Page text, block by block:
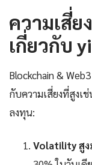
ความเสี่ย
เกี่ยวกับ
Blockchain &
กับความเสี่ยงที่สูงเ
ลงทุน:
Volatility สูง